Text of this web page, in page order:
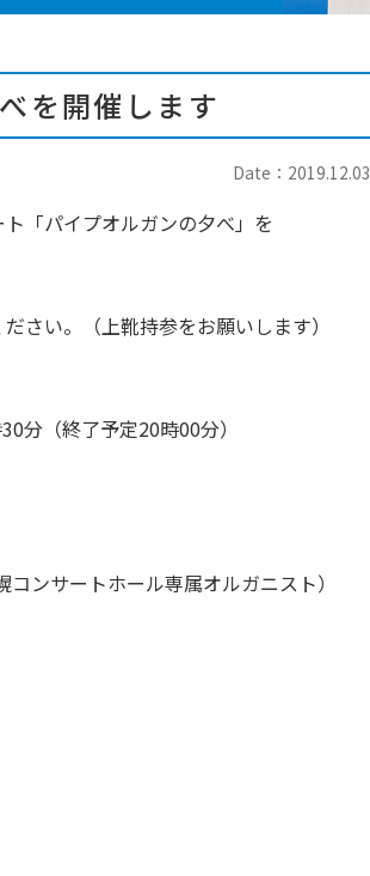
を開催します
Date：2019.12.03
「パイプオルガンの夕べ」を
さい。（上靴持参をお願いします）
（終了予定20時00分）
ンサートホール専属オルガニスト）